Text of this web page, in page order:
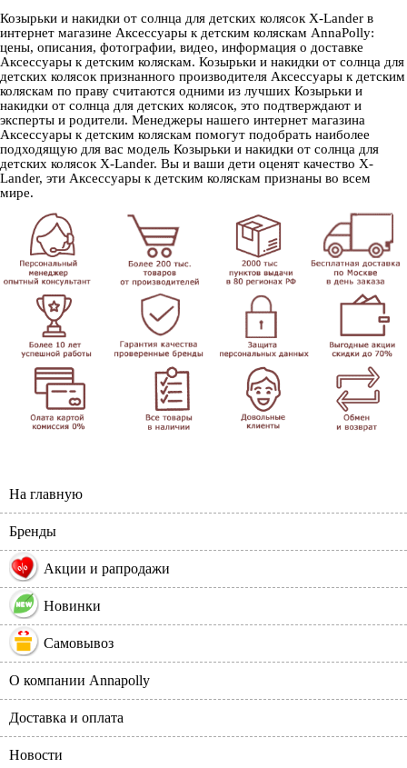
Козырьки и накидки от солнца для детских колясок X-Lander в
интернет магазине Аксессуары к детским коляскам AnnaPolly:
цены, описания, фотографии, видео, информация о доставке
Аксессуары к детским коляскам. Козырьки и накидки от солнца для
детских колясок признанного производителя Аксессуары к детским
коляскам по праву считаются одними из лучших Козырьки и
накидки от солнца для детских колясок, это подтверждают и
эксперты и родители. Менеджеры нашего интернет магазина
Аксессуары к детским коляскам помогут подобрать наиболее
подходящую для вас модель Козырьки и накидки от солнца для
детских колясок X-Lander. Вы и ваши дети оценят качество X-
Lander, эти Аксессуары к детским коляскам признаны во всем
мире.
На главную
Бренды
% Акции и рапродажи
Новинки
Самовывоз
О компании Annapolly
Доставка и оплата
Новости